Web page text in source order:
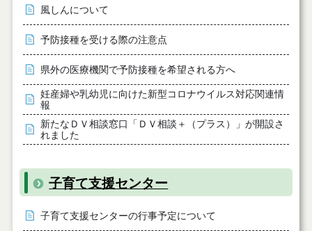
風しんについて
予防接種を受ける際の注意点
県外の医療機関で予防接種を希望される方へ
妊産婦や乳幼児に向けた新型コロナウイルス対応関連情
報
新たなＤＶ相談窓口「ＤＶ相談＋（プラス）」が開設さ
れました
子育て支援センター
子育て支援センターの行事予定について